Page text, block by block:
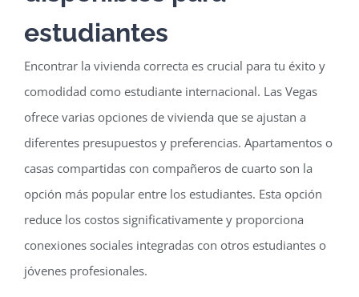
estudiantes
Encontrar la vivienda correcta es crucial para tu éxito y
comodidad como estudiante internacional. Las Vegas
ofrece varias opciones de vivienda que se ajustan a
diferentes presupuestos y preferencias. Apartamentos o
casas compartidas con compañeros de cuarto son la
opción más popular entre los estudiantes. Esta opción
reduce los costos significativamente y proporciona
conexiones sociales integradas con otros estudiantes o
jóvenes profesionales.